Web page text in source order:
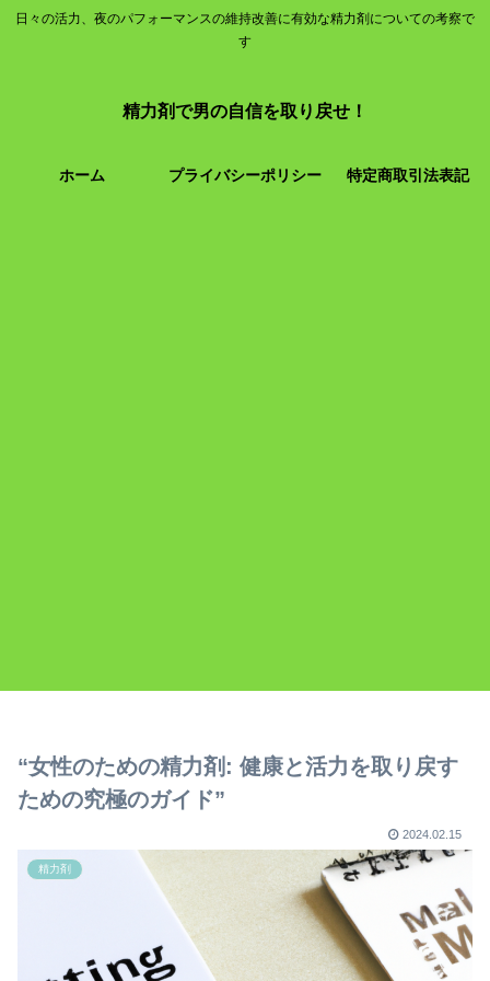
日々の活力、夜のパフォーマンスの維持改善に有効な精力剤についての考察で
す
精力剤で男の自信を取り戻せ！
ホーム プライバシーポリシー 特定商取引法表記
“女性のための精力剤: 健康と活力を取り戻す
ための究極のガイド”
2024.02.15
精力剤